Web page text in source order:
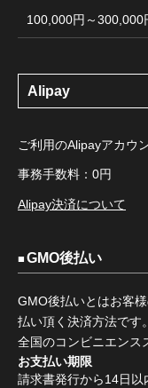
100,000円～300,000
Alipay
ご利用のAlipayアカウ
事務手数料：0円
Alipay決済について
GMO後払い
GMO後払いとはお客
払い頂く決済方法です。
全国のコンビニエンス
お支払い期限
請求書発行から14日